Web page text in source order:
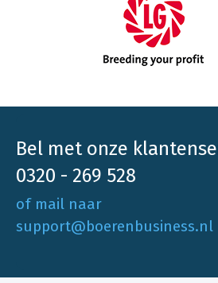
Bel met onze
0320 - 269 528
of mail naar
support@boerenbusiness.nl